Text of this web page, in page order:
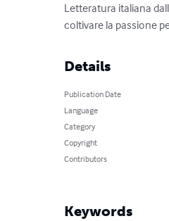
Letteratura italiana
coltivare la passione
Details
Publication Date
Language
Category
Copyright
Contributors
Keywords